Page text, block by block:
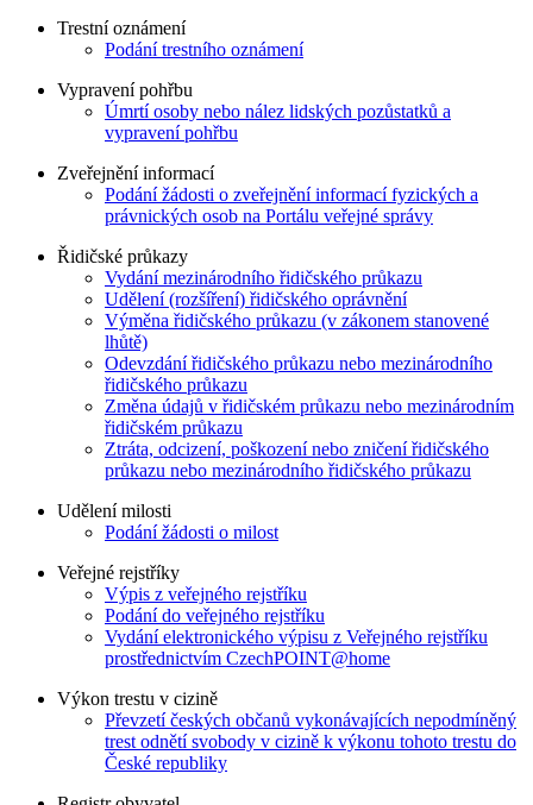
Trestní oznámení
Podání trestního oznámení
Vypravení pohřbu
Úmrtí osoby nebo nález lidských pozůstatků a
vypravení pohřbu
Zveřejnění informací
Podání žádosti o zveřejnění informací fyzických a
právnických osob na Portálu veřejné správy
Řidičské průkazy
Vydání mezinárodního řidičského průkazu
Udělení (rozšíření) řidičského oprávnění
Výměna řidičského průkazu (v zákonem stanovené
lhůtě)
Odevzdání řidičského průkazu nebo mezinárodního
řidičského průkazu
Změna údajů v řidičském průkazu nebo mezinárodním
řidičském průkazu
Ztráta, odcizení, poškození nebo zničení řidičského
průkazu nebo mezinárodního řidičského průkazu
Udělení milosti
Podání žádosti o milost
Veřejné rejstříky
Výpis z veřejného rejstříku
Podání do veřejného rejstříku
Vydání elektronického výpisu z Veřejného rejstříku
prostřednictvím CzechPOINT@home
Výkon trestu v cizině
Převzetí českých občanů vykonávajících nepodmíněný
trest odnětí svobody v cizině k výkonu tohoto trestu do
České republiky